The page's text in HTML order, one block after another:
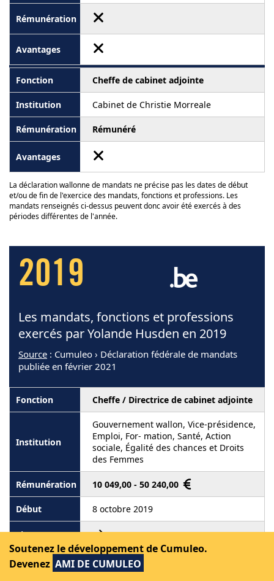
Cheffe de cabinet adjointe
Cabinet de Christie Morreale
Rémunéré
La déclaration wallonne de mandats ne précise pas les dates de début
et/ou de fin de l'exercice des mandats, fonctions et professions. Les
mandats renseignés ci-dessus peuvent donc avoir été exercés à des
périodes différentes de l'année.
2019
Les mandats, fonctions et professions
exercés par Yolande Husden en 2019
Source : Cumuleo › Déclaration fédérale de mandats
publiée en février 2021
Cheffe / Directrice de cabinet adjointe
Gouvernement wallon, Vice-présidence,
Emploi, For- mation, Santé, Action
sociale, Égalité des chances et Droits
des Femmes
10 049,00 - 50 240,00
8 octobre 2019
Médecin - Experte santé
Soutenez le développement de Cumuleo.
Devenez AMI DE CUMULEO